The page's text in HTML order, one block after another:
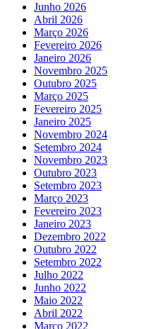
Junho 2026
Abril 2026
Março 2026
Fevereiro 2026
Janeiro 2026
Novembro 2025
Outubro 2025
Março 2025
Fevereiro 2025
Janeiro 2025
Novembro 2024
Setembro 2024
Novembro 2023
Outubro 2023
Setembro 2023
Março 2023
Fevereiro 2023
Janeiro 2023
Dezembro 2022
Outubro 2022
Setembro 2022
Julho 2022
Junho 2022
Maio 2022
Abril 2022
Março 2022